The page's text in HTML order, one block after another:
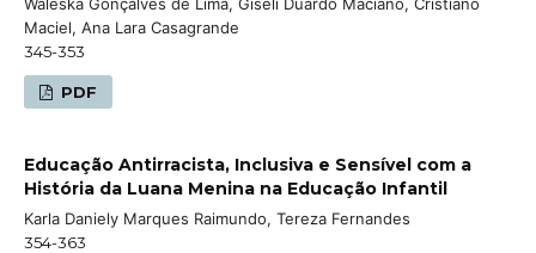
Maciel, Ana Lara Casagrande
345-353
PDF
Educação Antirracista, Inclusiva e Sensível com a
História da Luana Menina na Educação Infantil
Karla Daniely Marques Raimundo, Tereza Fernandes
354-363